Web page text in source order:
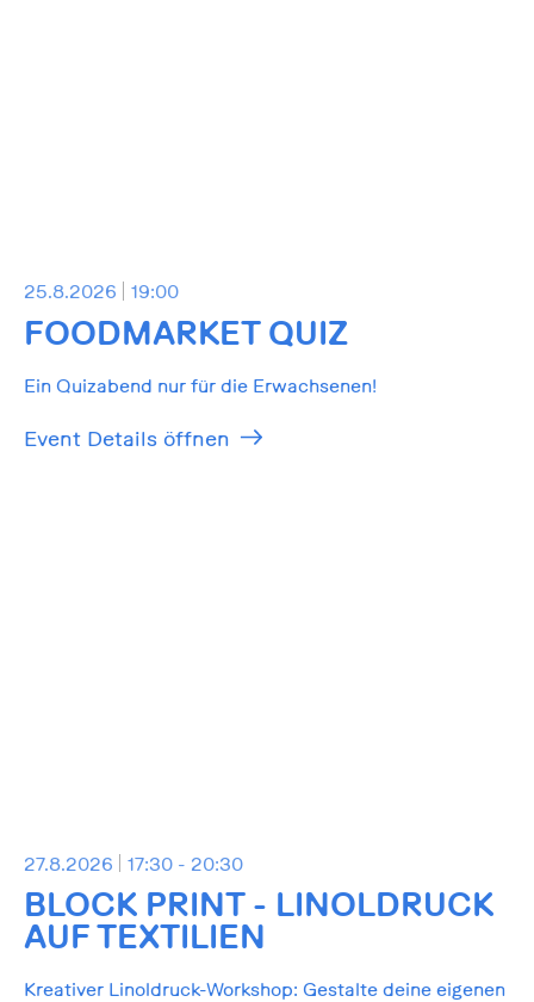
25.8.2026 19:00
FOODMARKET QUIZ
Ein Quizabend nur für die Erwachsenen!
Event Details öffnen
27.8.2026 17:30 - 20:30
BLOCK PRINT - LINOLDRUCK
AUF TEXTILIEN
Kreativer Linoldruck-Workshop: Gestalte deine eigenen